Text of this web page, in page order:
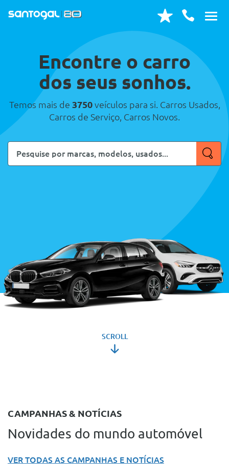
Encontre o carro
dos seus sonhos.
Temos mais de 3750veículos para si. Carros Usados,
Carros de Serviço, Carros Novos.
Pesquise
por
SCROLL
CAMPANHAS & NOTÍCIAS
Novidades do mundo automóvel
VER TODAS AS CAMPANHAS E NOTÍCIAS